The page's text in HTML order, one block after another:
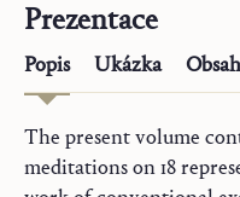
Prezentace
Popis Ukázka Obsah
The present volume
meditations on 18